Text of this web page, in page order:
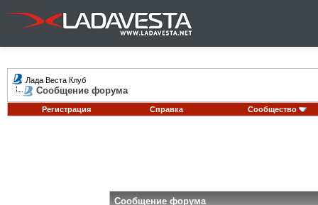
Лада Веста Клуб
Сообщение форума
Регистрация Справка Сообщество
Сообщение форума